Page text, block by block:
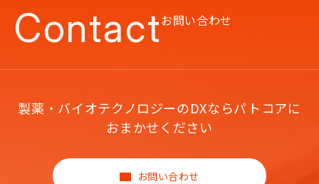
Contactお問い合わせ
製薬・バイオテクノロジーのDXならパトコアに
おまかせください
お問い合わせ